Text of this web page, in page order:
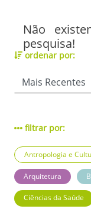
Não
pesquisa!
ordenar por:
filtrar por:
Antropologia e
Arquitetura
Ciências da Saúde